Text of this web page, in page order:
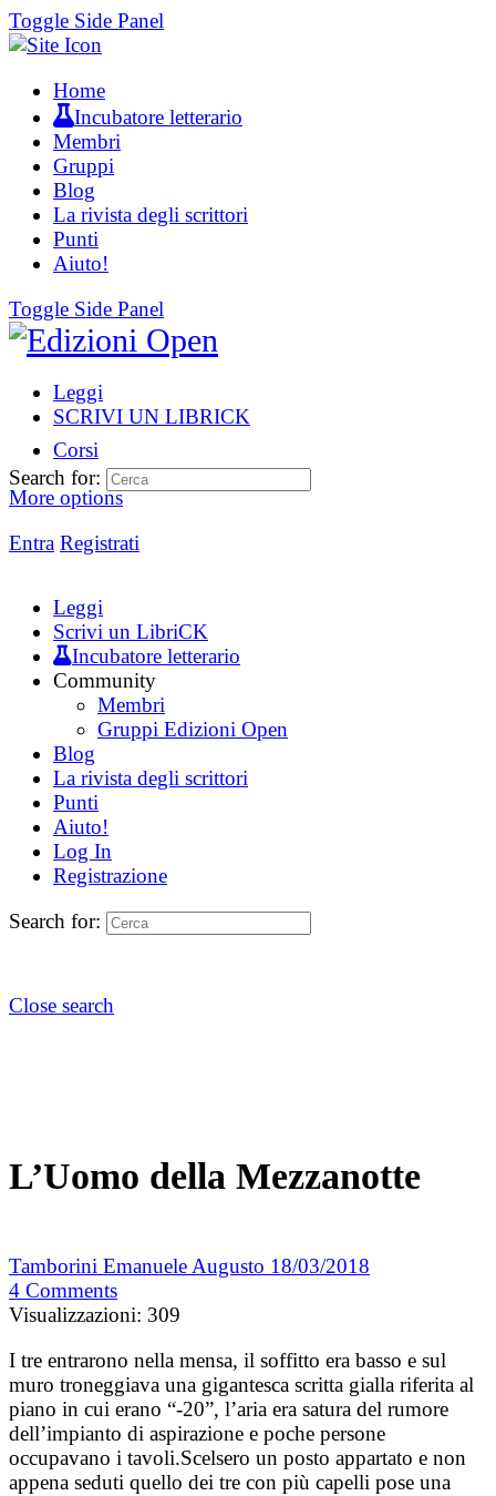
Toggle Side Panel
Home
Incubatore letterario
Membri
Gruppi
Blog
La rivista degli scrittori
Punti
Aiuto!
Toggle Side Panel
Leggi
SCRIVI UN LIBRICK
Corsi
More options
Entra Registrati
Search for:
Leggi
Scrivi un LibriCK
Incubatore letterario
Community
Membri
Gruppi Edizioni Open
Blog
La rivista degli scrittori
Punti
Aiuto!
Log In
Registrazione
Search for:
Close search
L’Uomo della Mezzanotte
Tamborini Emanuele Augusto 18/03/2018
4 Comments
Visualizzazioni: 309
I tre entrarono nella mensa, il soffitto era basso e sul
muro troneggiava una gigantesca scritta gialla riferita al
piano in cui erano “-20”, l’aria era satura del rumore
dell’impianto di aspirazione e poche persone
occupavano i tavoli.Scelsero un posto appartato e non
appena seduti quello dei tre con più capelli pose una